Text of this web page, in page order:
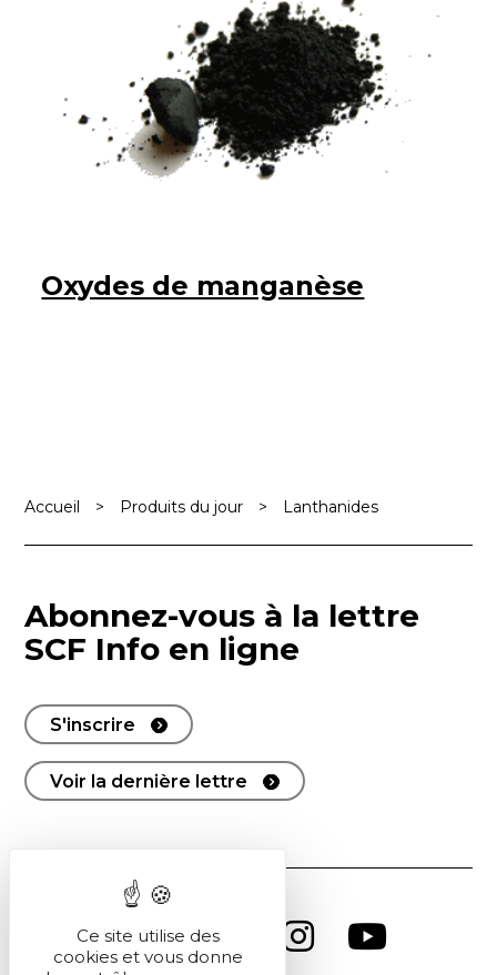
Oxydes de manganèse
Accueil > Produits du jour > Lanthanides
Abonnez-vous à la lettre
SCF Info en ligne
S'inscrire
Voir la dernière lettre
Ce site utilise des
cookies et vous donne